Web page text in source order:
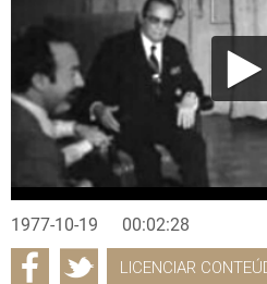
1977-10-19 00:02:28
LICENCIAR